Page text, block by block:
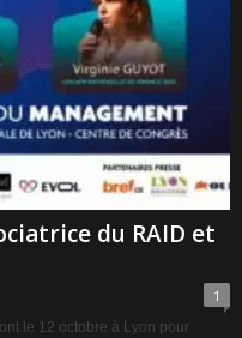
du RAID et
1
le 12 octobre à Lyon pour